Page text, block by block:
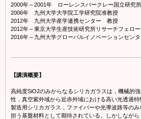
2000年～2001年 ローレンスバークレー国立研究
2006年 九州大学大学院工学研究院准教授
2012年 九州大学産学連携センター 教授
2012年～東京大学生産技術研究所リサーチフェロー
2016年～九州大学グローバルイノベーションセン
【講演概要】
高純度SiO2のみからなるシリカガラスは，機械的
性，真空紫外域から近赤外域における高い光透過
製造用シリカガラス，ファイバーや光導波路等の
担う基盤材料として期待されている。しかしなが